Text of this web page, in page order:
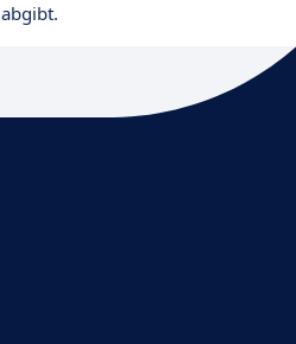
abgibt.